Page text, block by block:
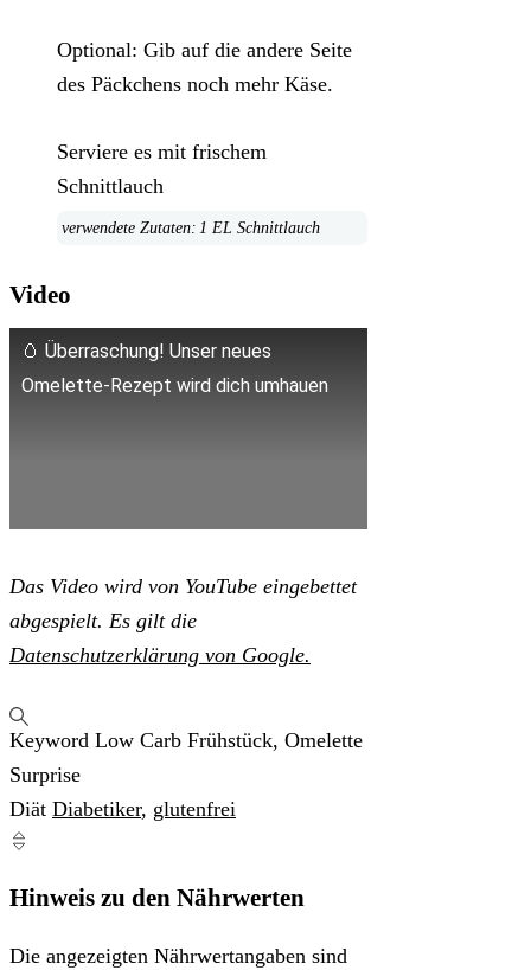
Optional: Gib auf die andere Seite
des Päckchens noch mehr Käse.
Serviere es mit frischem
Schnittlauch
1 EL Schnittlauch
Video
🥚 Überraschung! Unser neues
Omelette-Rezept wird dich umhauen
Das Video wird von YouTube eingebettet
abgespielt. Es gilt die
Datenschutzerklärung von Google.
Keyword Low Carb Frühstück, Omelette
Surprise
Diät Diabetiker, glutenfrei
Hinweis zu den Nährwerten
Die angezeigten Nährwertangaben sind